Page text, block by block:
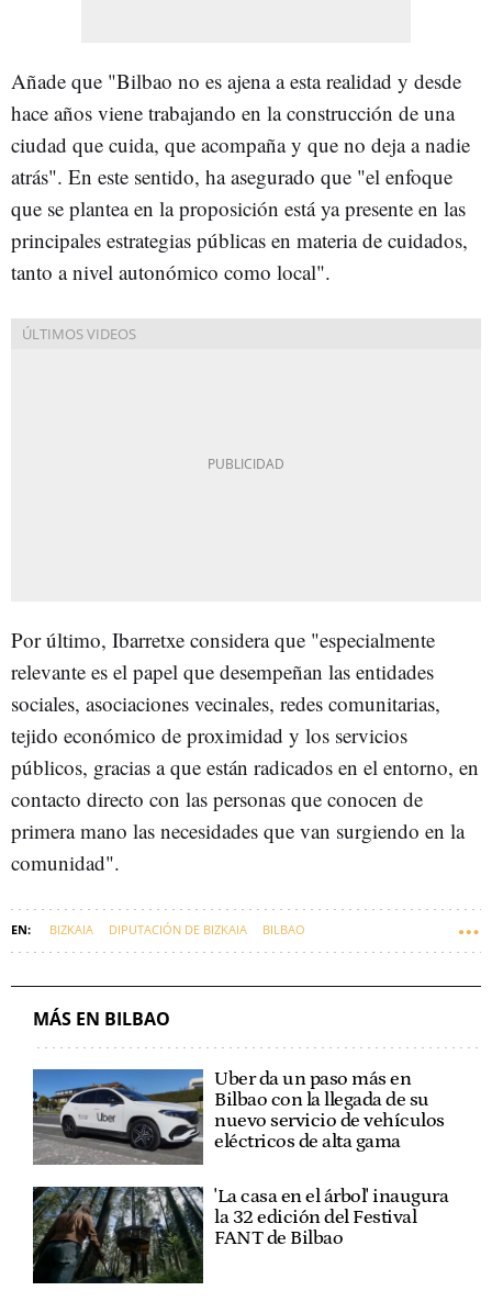
Añade que "Bilbao no es ajena a esta realidad y desde
hace años viene trabajando en la construcción de una
ciudad que cuida, que acompaña y que no deja a nadie
atrás". En este sentido, ha asegurado que "el enfoque
que se plantea en la proposición está ya presente en las
principales estrategias públicas en materia de cuidados,
tanto a nivel autonómico como local".
Por último, Ibarretxe considera que "especialmente
relevante es el papel que desempeñan las entidades
sociales, asociaciones vecinales, redes comunitarias,
tejido económico de proximidad y los servicios
públicos, gracias a que están radicados en el entorno, en
contacto directo con las personas que conocen de
primera mano las necesidades que van surgiendo en la
comunidad".
BIZKAIA DIPUTACIÓN DE BIZKAIA BILBAO
MÁS EN BILBAO
Uber da un paso más en
Bilbao con la llegada de su
nuevo servicio de vehículos
eléctricos de alta gama
'La casa en el árbol' inaugura
la 32 edición del Festival
FANT de Bilbao